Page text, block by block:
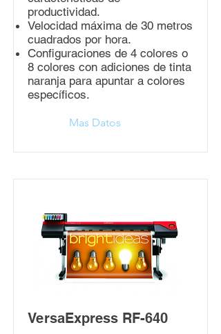
productividad.
Velocidad máxima de 30 metros
cuadrados por hora.
Configuraciones de 4 colores o
8 colores con adiciones de tinta
naranja para apuntar a colores
específicos.
Mas Datos
VersaExpress RF-640